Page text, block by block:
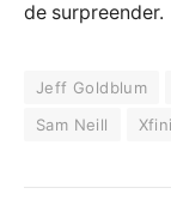
de surpreender.
Jeff Goldblum
Sam Neill